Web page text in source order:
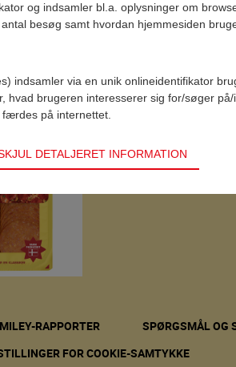
RAPPORTER SPØRGSMÅL OG
FOR COOKIE-SAMTYKKE
og indsamler bl.a. oplysninger om
besøg samt hvordan hjemmesiden
indsamler via en unik onlineidentifikator
hvad brugeren interesserer sig for/søger
på internettet.
DETALJERET INFORMATION